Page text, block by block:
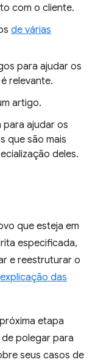
com o cliente.
de várias
para ajudar os
relevante.
artigo.
para ajudar os
que são mais
deles.
que esteja em
especificada,
e reestruturar o
explicação das
etapa
polegar para
seus casos de